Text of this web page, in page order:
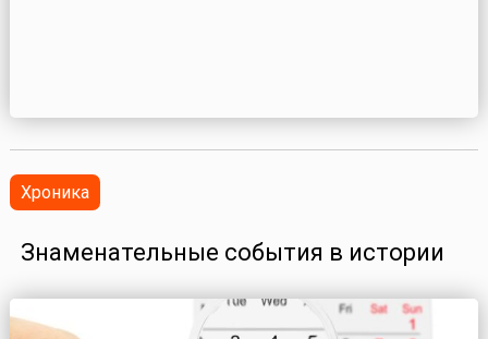
Хроника
Знаменательные события в истории